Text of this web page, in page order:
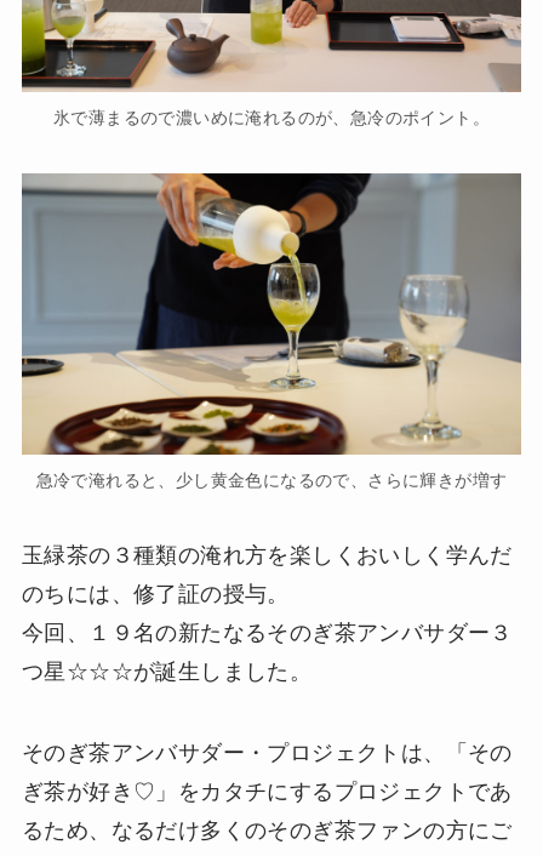
氷で薄まるので濃いめに淹れるのが、急冷のポイント。
急冷で淹れると、少し黄金色になるので、さらに輝きが増す
玉緑茶の３種類の淹れ方を楽しくおいしく学んだ
のちには、修了証の授与。
今回、１９名の新たなるそのぎ茶アンバサダー３
つ星☆☆☆が誕生しました。
そのぎ茶アンバサダー・プロジェクトは、「その
ぎ茶が好き♡」をカタチにするプロジェクトであ
るため、なるだけ多くのそのぎ茶ファンの方にご